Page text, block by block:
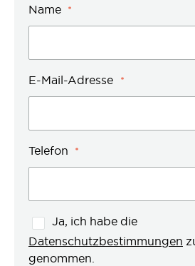
Name
E-Mail-Adresse
Telefon
Ja, ich habe die
Datenschutzbestimmungen
genommen.